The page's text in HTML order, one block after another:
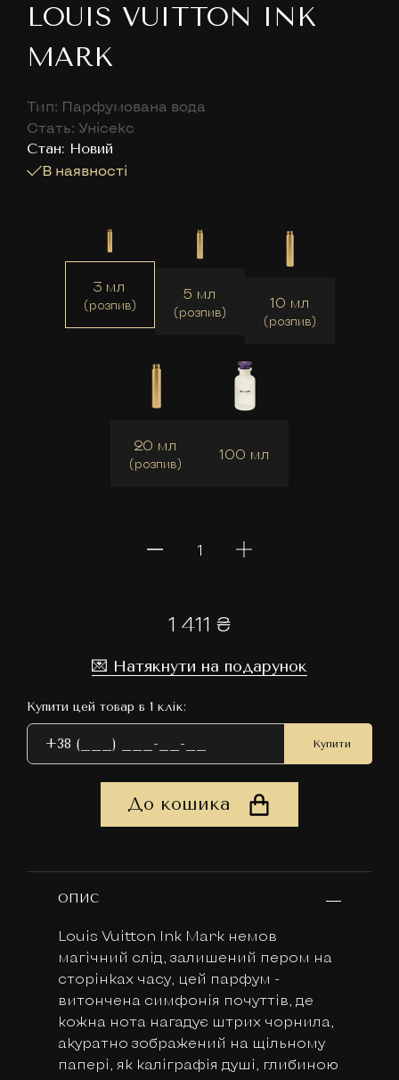
LOUIS VUITTON INK
MARK
Тип: Парфумована вода
Стать: Унісекс
Cтан: Новий
В наявності
3 мл
(розпив)
5 мл
(розпив)
10 мл
(розпив)
20 мл
(розпив)
100 мл
1 411 ₴
💌 Натякнути на подарунок
Купити цей товар в 1 клік:
Купити
До кошика
ОПИС
Louis Vuitton Ink Mark немов
магічний слід, залишений пером на
сторінках часу, цей парфум -
витончена симфонія почуттів, де
кожна нота нагадує штрих чорнила,
акуратно зображений на щільному
папері, як каліграфія душі, глибиною